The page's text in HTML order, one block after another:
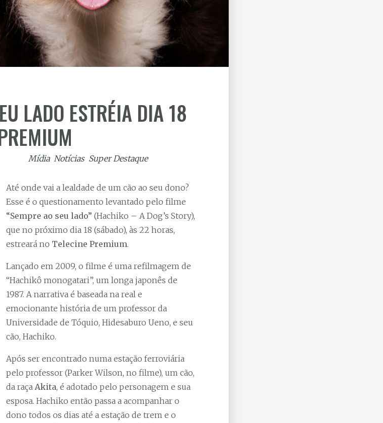
LADO ESTRÉIA DIA 18
em Mídia, Notícias, Super Destaque
Até onde vai a lealdade de um cão ao seu dono?
Esse é o questionamento levantado pelo filme
“Sempre ao seu lado” (Hachiko – A Dog’s Story),
que no próximo dia 18 (sábado), às 22 horas,
estreará no Telecine Premium.
Lançado em 2009, o filme é uma refilmagem de
“Hachikô monogatari”, um longa japonês de
1987. A narrativa é baseada na real e
emocionante história de um professor da
Universidade de Tóquio, Hidesaburo Ueno, e seu
cão, Hachiko.
Após ser encontrado numa estação ferroviária
pelo professor (Parker Wilson, no filme), um cão,
da raça Akita, é adotado pelo personagem e sua
esposa. Hachiko então passa a acompanhar o
dono todos os dias até a estação de trem e o